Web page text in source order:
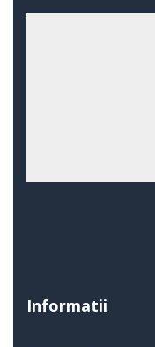
Informatii